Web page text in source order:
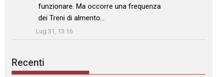
funzionare. Ma occorre una frequenza
dei Treni di almento…
”
Lug 31, 13:16
Recenti